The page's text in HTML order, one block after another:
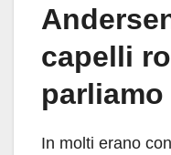
capelli
parliamo
In molti erano